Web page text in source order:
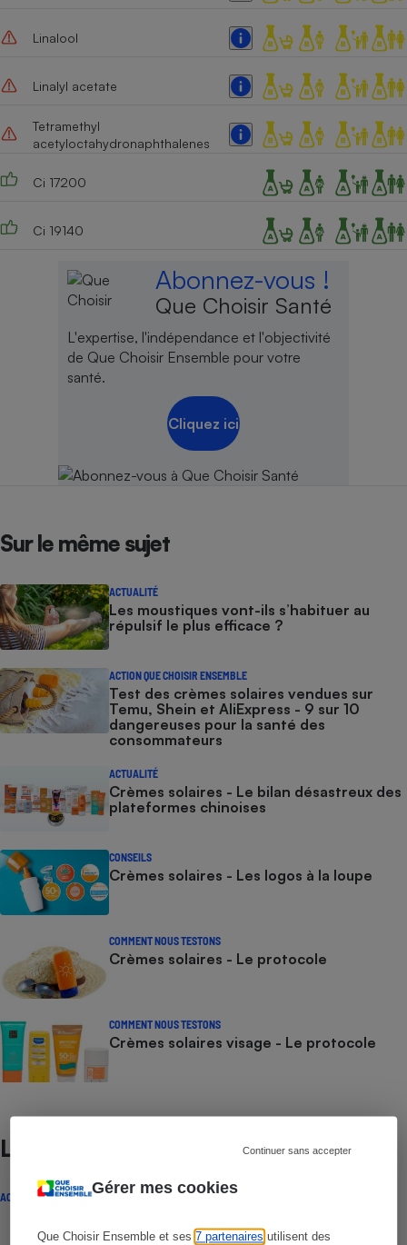
Gérer mes cookies
Que Choisir Ensemble et ses7 partenaires utilisent des
Continuer sans accepter
Linalool
Linalyl acetate
Tetramethyl
acetyloctahydronaphthalenes
Ci 17200
Ci 19140
Abonnez-vous !
Que Choisir Santé
L'expertise, l'indépendance et l'objectivité
de Que Choisir Ensemble pour votre
santé.
Cliquez ici
Sur le même sujet
ACTUALITÉ
Les moustiques vont-ils s’habituer au
répulsif le plus efficace ?
ACTION QUE CHOISIR ENSEMBLE
Test des crèmes solaires vendues sur
Temu, Shein et AliExpress - 9 sur 10
dangereuses pour la santé des
consommateurs
ACTUALITÉ
Crèmes solaires - Le bilan désastreux des
plateformes chinoises
CONSEILS
Crèmes solaires - Les logos à la loupe
COMMENT NOUS TESTONS
Crèmes solaires - Le protocole
COMMENT NOUS TESTONS
Crèmes solaires visage - Le protocole
Lire aussi
ACTUALITÉ